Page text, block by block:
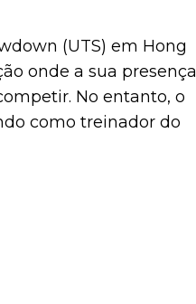
(UTS) em Hong
onde a sua presença
No entanto, o
como treinador do